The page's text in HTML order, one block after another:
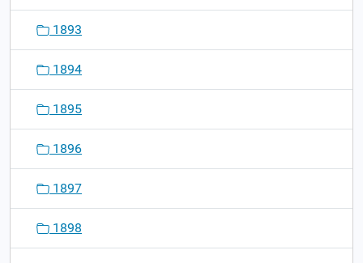
1893
1894
1895
1896
1897
1898